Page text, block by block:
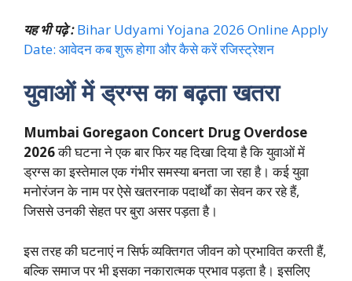
यह भी पढ़े : Bihar Udyami Yojana 2026 Online Apply
Date: आवेदन कब शुरू होगा और कैसे करें रजिस्ट्रेशन
युवाओं में ड्रग्स का बढ़ता खतरा
Mumbai Goregaon Concert Drug Overdose
2026की घटना ने एक बार फिर यह दिखा दिया है कि युवाओं में
ड्रग्स का इस्तेमाल एक गंभीर समस्या बनता जा रहा है। कई युवा
मनोरंजन के नाम पर ऐसे खतरनाक पदार्थों का सेवन कर रहे हैं,
जिससे उनकी सेहत पर बुरा असर पड़ता है।
इस तरह की घटनाएं न सिर्फ व्यक्तिगत जीवन को प्रभावित करती हैं,
बल्कि समाज पर भी इसका नकारात्मक प्रभाव पड़ता है। इसलिए